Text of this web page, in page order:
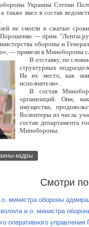
Украины Степан
также ввел в состав
не смогли в сжатые
— прим.
обороны и
— привели в Минобороны
В отставку, по
структурных
На их место, как
исполнители».
В состав
организаций. Они,
имущества,
Волонтеры из числа
состав департамента
Минобороны.
кадры
Смотри
министра обороны
и.о. министра
оперативного